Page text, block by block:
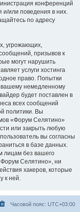
конференций
и/или поведения в них.
по адресу
угрожающих,
призывов к
могут нарушить
услуги хостинга
право. Попытки
вашему немедленному
будет поставлен в
всех сообщений
политики. Вы
«Форум Селятино»
или закрыть любую
вы согласны
в базе данных.
лицам без вашего
Селятино», ни
хакеров, которые
к ней.
Часовой пояс: UTC+03:00